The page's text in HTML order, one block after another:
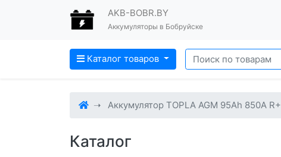
AKB-BOBR.BY
Аккумуляторы в Бобруйске
Каталог товаров
Аккумулятор TOPLA AGM 95Ah 850A R+
Каталог